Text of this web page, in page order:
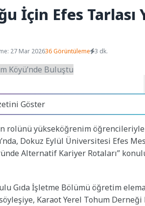
İçin Efes Tarlası
27 Mar 202636 Görüntüleme 3 dk.
Göster
rolünü yükseköğrenim
Dokuz Eylül Üniversitesi Efes
Alternatif Kariyer Rotaları”
Gıda İşletme Bölümü öğretim
Karaot Yerel Tohum Derneği